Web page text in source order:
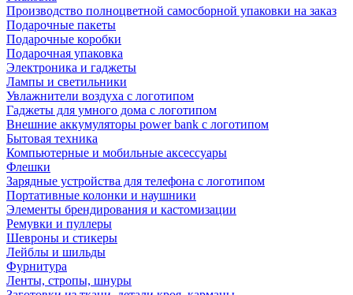
Производство полноцветной самосборной упаковки на заказ
Подарочные пакеты
Подарочные коробки
Подарочная упаковка
Электроника и гаджеты
Лампы и светильники
Увлажнители воздуха с логотипом
Гаджеты для умного дома с логотипом
Внешние аккумуляторы power bank с логотипом
Бытовая техника
Компьютерные и мобильные аксессуары
Флешки
Зарядные устройства для телефона с логотипом
Портативные колонки и наушники
Элементы брендирования и кастомизации
Ремувки и пуллеры
Шевроны и стикеры
Лейблы и шильды
Фурнитура
Ленты, стропы, шнуры